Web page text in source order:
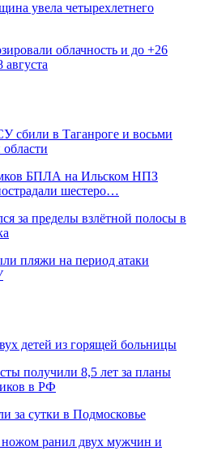
увела четырехлетнего
облачность и до +26
сбили в Таганроге и восьми
БПЛА на Ильском НПЗ
шестеро…
за пределы взлётной полосы в
пляжи на период атаки
детей из горящей больницы
получили 8,5 лет за планы
в РФ
за сутки в Подмосковье
ранил двух мужчин и